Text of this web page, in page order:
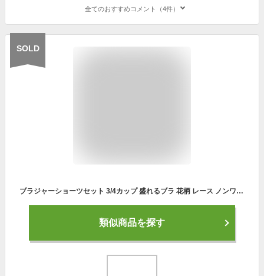
全てのおすすめコメント（4件）
SOLD
ブラジャーショーツセット 3/4カップ 盛れるブラ 花柄 レース ノンワイヤー ダブルストラップ ナイトブラ 韓国風 下着 痛くない インナー 楽ちん セクシー 下着セット かわいい おしゃれ 人気 20代 30代 40代 50代
類似商品を探す